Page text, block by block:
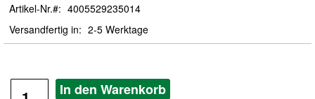
Artikel-Nr.
4005529235014
Versandfertig in
2-5 Werktage
In den Warenkorb